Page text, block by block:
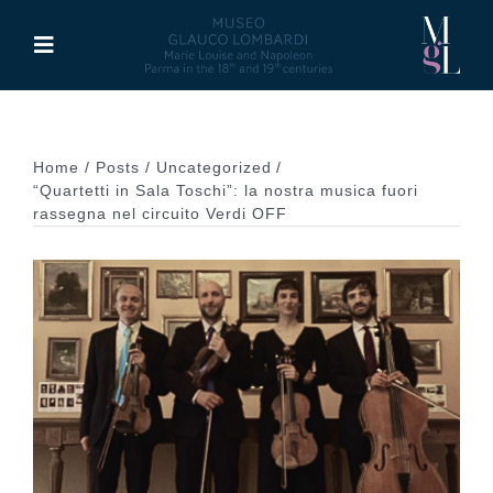
contentToggle
Activities
Marie Louise of Austria
Glauco Lombardi
Palazzo di Riserva
Publications
Home Posts
Uncategorized
“Quartetti in Sala Toschi”: la nostra musica fuori
rassegna nel circuito Verdi OFF